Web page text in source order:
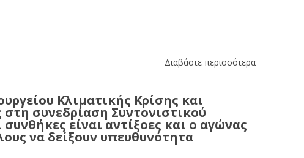
Διαβάστε περισσότερα
Κλιματικής Κρίσης και
συνεδρίαση Συντονιστικού
είναι αντίξοες και ο αγώνας
να δείξουν υπευθυνότητα